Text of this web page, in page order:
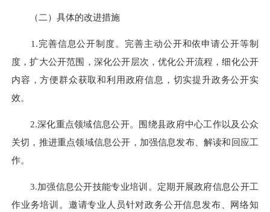
（二）具体的改进措施
1.完善信息公开制度。完善主动公开和依申请公开等制
度，扩大公开范围，深化公开层次，优化公开流程，细化公开
内容，方便群众获取和利用政府信息，切实提升政务公开实
效。
2.深化重点领域信息公开。围绕县政府中心工作以及公众
关切，推进重点领域信息公开，加强信息发布、解读和回应工
作。
3.加强信息公开技能专业培训。定期开展政府信息公开工
作业务培训。邀请专业人员针对政务公开信息发布、网络知